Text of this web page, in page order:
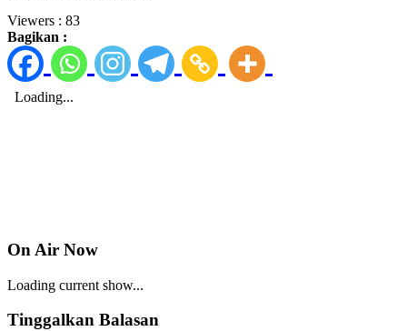
Viewers : 83
Bagikan :
On Air Now
Loading current show...
Tinggalkan Balasan